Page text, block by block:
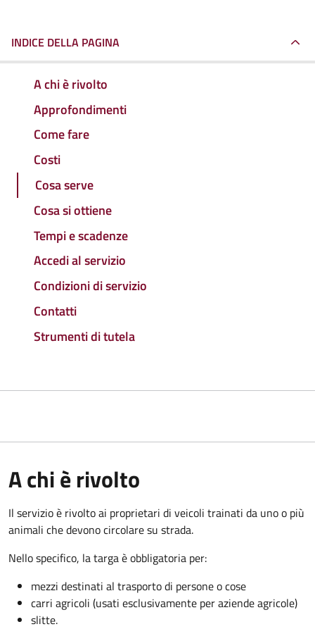
INDICE DELLA PAGINA
A chi è rivolto
Approfondimenti
Come fare
Costi
Cosa serve
Cosa si ottiene
Tempi e scadenze
Accedi al servizio
Condizioni di servizio
Contatti
Strumenti di tutela
A chi è rivolto
Il servizio è rivolto ai proprietari di veicoli trainati da uno o più
animali che devono circolare su strada.
Nello specifico, la targa è obbligatoria per:
mezzi destinati al trasporto di persone o cose
carri agricoli (usati esclusivamente per aziende agricole)
slitte.